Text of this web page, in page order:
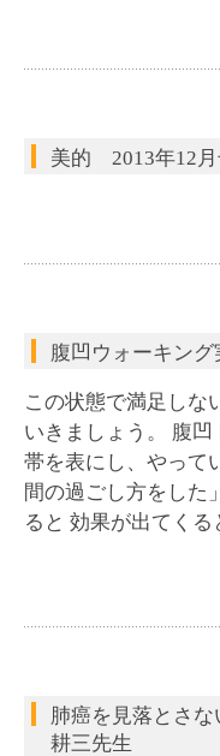
美的 2013年12
腹凹ウォーキング
この状態で満足しな
いきましょう。 腹
帯を表にし、やって
間の過ごし方をした
ると 効果が出てく
肺癌を見落とさ
耕三先生